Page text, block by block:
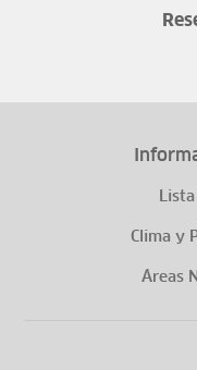
Clima y
Áreas